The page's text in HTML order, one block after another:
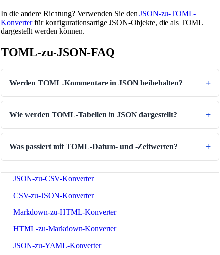
Binary/Hex/Decimal Converter
Morse Code Translator
Text Case Converter
Slug-zu-Titel-Konverter
Titel-zu-Slug-Konverter
Regex-Tester
Farbkonverter
Kontrastprüfer
JSON-zu-CSV-Konverter
CSV-zu-JSON-Konverter
Markdown-zu-HTML-Konverter
HTML-zu-Markdown-Konverter
JSON-zu-YAML-Konverter
In die andere Richtung? Verwenden Sie den JSON-zu-TOML-
Konverterfür konfigurationsartige JSON-Objekte, die als TOML
dargestellt werden können.
TOML-zu-JSON-FAQ
Werden TOML-Kommentare in JSON beibehalten?
Wie werden TOML-Tabellen in JSON dargestellt?
Was passiert mit TOML-Datum- und -Zeitwerten?